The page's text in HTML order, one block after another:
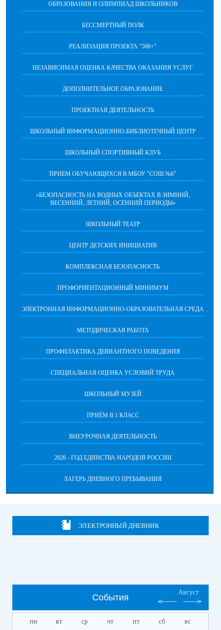
ОБРАЗОВАНИЯ И ОЛИМПИАД ШКОЛЬНИКОВ
БЕССМЕРТНЫЙ ПОЛК
РЕАЛИЗАЦИЯ ПРОЕКТА "500+"
НЕЗАВИСИМАЯ ОЦЕНКА КАЧЕСТВА ОКАЗАНИЯ УСЛУГ
ДОПОЛНИТЕЛЬНОЕ ОБРАЗОВАНИЕ
ПРОЕКТНАЯ ДЕЯТЕЛЬНОСТЬ
ШКОЛЬНЫЙ ИНФОРМАЦИОННО-БИБЛИОТЕЧНЫЙ ЦЕНТР
ШКОЛЬНЫЙ СПОРТИВНЫЙ КЛУБ
ПРИЕМ ОБУЧАЮЩИХСЯ В МБОУ "СОШ №6"
«БЕЗОПАСНОСТЬ НА ВОДНЫХ ОБЪЕКТАХ В ЗИМНИЙ,
ВЕСЕННИЙ, ЛЕТНИЙ, ОСЕННИЙ ПЕРИОДЫ»
ШКОЛЬНЫЙ ТЕАТР
ЦЕНТР ДЕТСКИХ ИНИЦИАТИВ
КОМПЛЕКСНАЯ БЕЗОПАСНОСТЬ
ПРОФОРИЕНТАЦИОННЫЙ МИНИМУМ
ЭЛЕКТРОННАЯ ИНФОРМАЦИОННО-ОБРАЗОВАТЕЛЬНАЯ СРЕДА
МЕТОДИЧЕСКАЯ РАБОТА
ПРОФИЛАКТИКА ДЕВИАНТНОГО ПОВЕДЕНИЯ
СПЕЦИАЛЬНАЯ ОЦЕНКА УСЛОВИЙ ТРУДА
ШКОЛЬНЫЙ МУЗЕЙ
ПРИЁМ В 1 КЛАСС
ВНЕУРОЧНАЯ ДЕЯТЕЛЬНОСТЬ
2026 - ГОД ЕДИНСТВА НАРОДОВ РОССИИ
ЛАГЕРЬ ДНЕВНОГО ПРЕБЫВАНИЯ
ЭЛЕКТРОННЫЙ ДНЕВНИК
События
Август
пн вт ср чт пт сб вс